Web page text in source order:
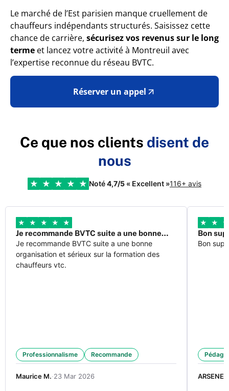
Le marché de l’Est parisien manque cruellement de
chauffeurs indépendants structurés. Saisissez cette
chance de carrière, sécurisez vos revenus sur le long
terme et lancez votre activité à Montreuil avec
l’expertise reconnue du réseau BVTC.
Réserver un appel
Ce que nos clients disent de
nous
★ ★ ★ ★ ★ Noté4,7/5 « Excellent »116+ avis
★ ★ ★ ★ ★
Je recommande BVTC suite a une bonne…
Je recommande BVTC suite a une bonne
organisation et sérieux sur la formation des
chauffeurs vtc.
Professionnalisme Recommande
Maurice M.·23 Mar 2026
★ ★
Bon
Bon
ARSENE